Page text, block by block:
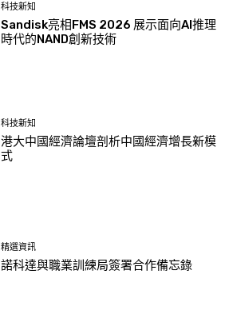
科技新知
Sandisk亮相FMS 2026 展示面向AI推理
時代的NAND創新技術
科技新知
港大中國經濟論壇剖析中國經濟增長新模
式
精選資訊
諾科達與職業訓練局簽署合作備忘錄